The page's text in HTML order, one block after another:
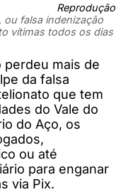
Reprodução
ou falsa indenização
vítimas todos os dias
perdeu mais de
da falsa
que tem
do Vale do
do Aço, os
ou até
para enganar
via Pix.